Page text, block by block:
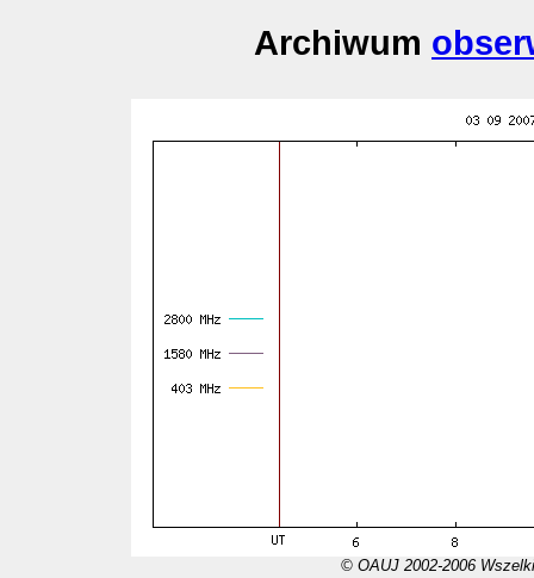
Archiwum
© OAUJ 2002-2006